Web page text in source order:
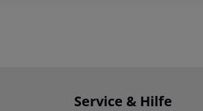
Service & Hilfe